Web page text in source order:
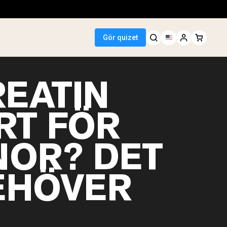
Gör quizet
risprotein
Protein
FÖR
DET